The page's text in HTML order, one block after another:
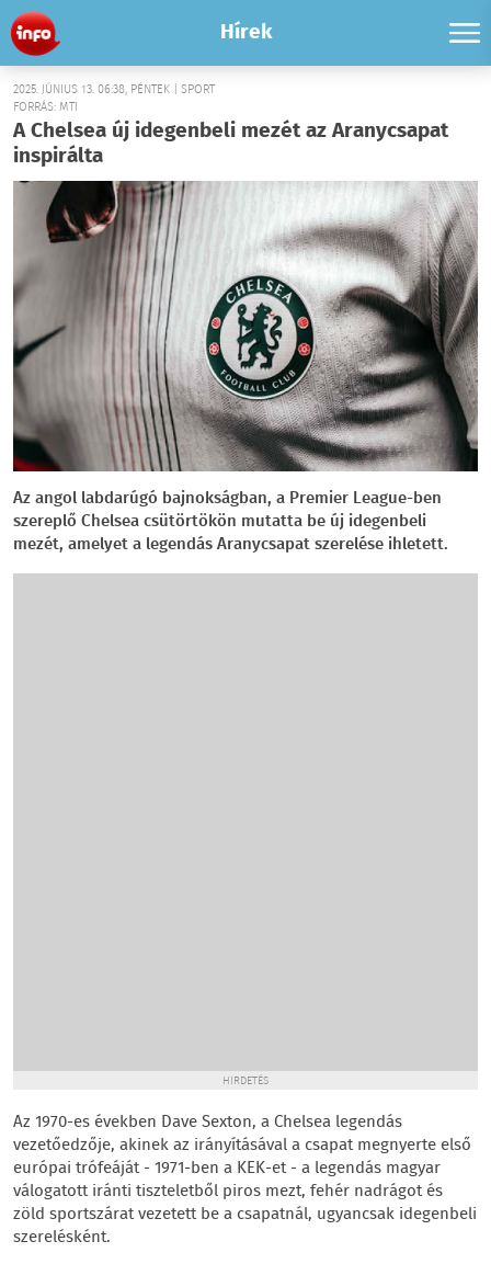
Hírek
2025. JÚNIUS 13. 06:38, PÉNTEK | SPORT
FORRÁS: MTI
A Chelsea új idegenbeli mezét az Aranycsapat
inspirálta
Az angol labdarúgó bajnokságban, a Premier League-ben
szereplő Chelsea csütörtökön mutatta be új idegenbeli
mezét, amelyet a legendás Aranycsapat szerelése ihletett.
HIRDETÉS
Az 1970-es években Dave Sexton, a Chelsea legendás
vezetőedzője, akinek az irányításával a csapat megnyerte első
európai trófeáját - 1971-ben a KEK-et - a legendás magyar
válogatott iránti tiszteletből piros mezt, fehér nadrágot és
zöld sportszárat vezetett be a csapatnál, ugyancsak idegenbeli
szerelésként.